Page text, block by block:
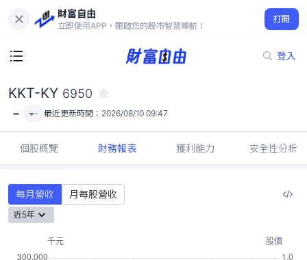
財富自由
立即使用APP，開啟您的股市智慧導航！
打開
登入
-
KKT-KY 6950
- - 最近更新時間： 2026/08/10 09:47
個股概覽 財務報表 獲利能力 安全性分析
每月營收 月每股營收
近5年